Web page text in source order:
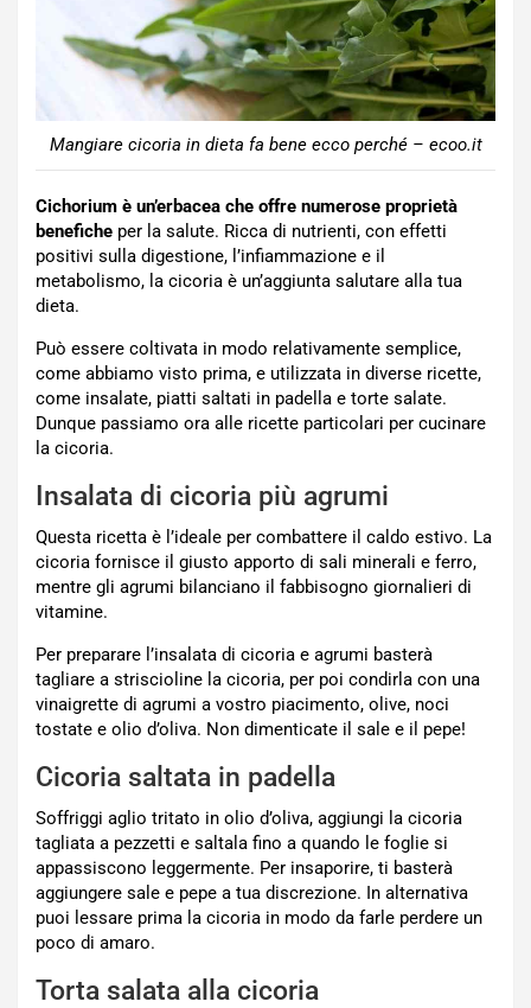
Mangiare cicoria in dieta fa bene ecco perché – ecoo.it
Cichorium è un’erbacea che offre numerose proprietà
benefiche per la salute. Ricca di nutrienti, con effetti
positivi sulla digestione, l’infiammazione e il
metabolismo, la cicoria è un’aggiunta salutare alla tua
dieta.
Può essere coltivata in modo relativamente semplice,
come abbiamo visto prima, e utilizzata in diverse ricette,
come insalate, piatti saltati in padella e torte salate.
Dunque passiamo ora alle ricette particolari per cucinare
la cicoria.
Insalata di cicoria più agrumi
Questa ricetta è l’ideale per combattere il caldo estivo. La
cicoria fornisce il giusto apporto di sali minerali e ferro,
mentre gli agrumi bilanciano il fabbisogno giornalieri di
vitamine.
Per preparare l’insalata di cicoria e agrumi basterà
tagliare a striscioline la cicoria, per poi condirla con una
vinaigrette di agrumi a vostro piacimento, olive, noci
tostate e olio d’oliva. Non dimenticate il sale e il pepe!
Cicoria saltata in padella
Soffriggi aglio tritato in olio d’oliva, aggiungi la cicoria
tagliata a pezzetti e saltala fino a quando le foglie si
appassiscono leggermente. Per insaporire, ti basterà
aggiungere sale e pepe a tua discrezione. In alternativa
puoi lessare prima la cicoria in modo da farle perdere un
poco di amaro.
Torta salata alla cicoria